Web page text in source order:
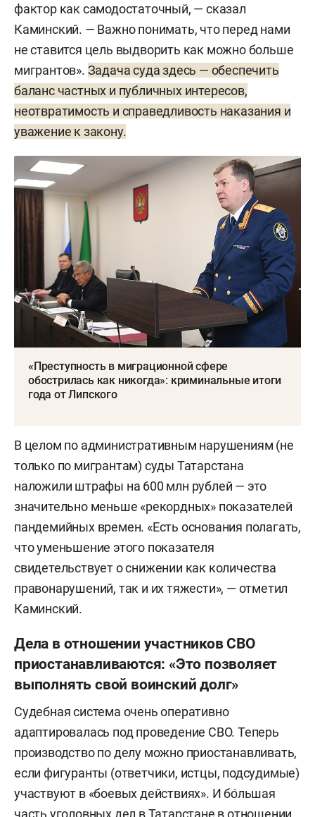
фактор как самодостаточный, — сказал
Каминский. — Важно понимать, что перед нами
не ставится цель выдворить как можно больше
мигрантов». Задача суда здесь — обеспечить
баланс частных и публичных интересов,
неотвратимость и справедливость наказания и
уважение к закону.
«Преступность в миграционной сфере
обострилась как никогда»: криминальные итоги
года от Липского
В целом по административным нарушениям (не
только по мигрантам) суды Татарстана
наложили штрафы на 600 млн рублей — это
значительно меньше «рекордных» показателей
пандемийных времен. «Есть основания полагать,
что уменьшение этого показателя
свидетельствует о снижении как количества
правонарушений, так и их тяжести», — отметил
Каминский.
Дела в отношении участников СВО
приостанавливаются: «Это позволяет
выполнять свой воинский долг»
Судебная система очень оперативно
адаптировалась под проведение СВО. Теперь
производство по делу можно приостанавливать,
если фигуранты (ответчики, истцы, подсудимые)
участвуют в «боевых действиях». И бо́льшая
часть уголовных дел в Татарстане в отношении